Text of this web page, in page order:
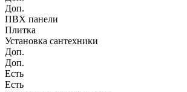
Доп.
ПВХ панели
Плитка
Установка сантехники
Доп.
Доп.
Есть
Есть